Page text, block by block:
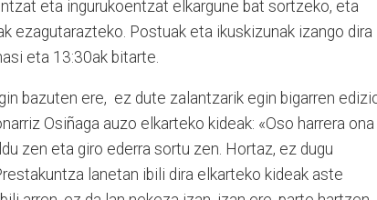
eta ingurukoentzat elkargune bat sortzeko, eta
ezagutarazteko. Postuak eta ikuskizunak izango dira
eta 13:30ak bitarte.
bazuten ere, ez dute zalantzarik egin bigarren
Osiñaga auzo elkarteko kideak: «Oso harrera ona
zen eta giro ederra sortu zen. Hortaz, ez dugu
lanetan ibili dira elkarteko kideak aste